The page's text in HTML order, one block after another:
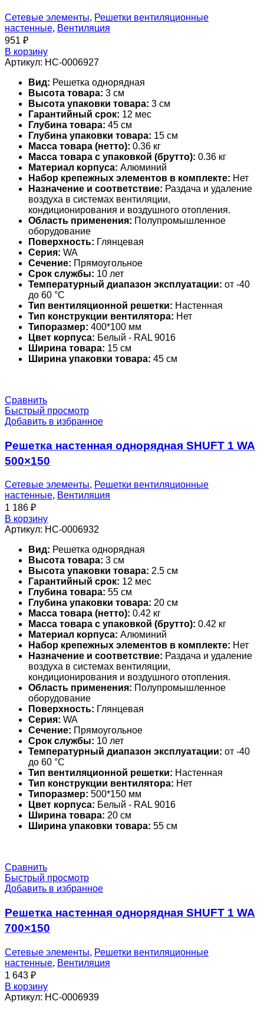
Сетевые элементы, Решетки вентиляционные
настенные, Вентиляция
951 ₽
В корзину
Артикул: НС-0006927
Вид: Решетка однорядная
Высота товара: 3 см
Высота упаковки товара: 3 см
Гарантийный срок: 12 мес
Глубина товара: 45 см
Глубина упаковки товара: 15 см
Масса товара (нетто): 0.36 кг
Масса товара с упаковкой (брутто): 0.36 кг
Материал корпуса: Алюминий
Набор крепежных элементов в комплекте: Нет
Назначение и соответствие: Раздача и удаление
воздуха в системах вентиляции,
кондиционирования и воздушного отопления.
Область применения: Полупромышленное
оборудование
Поверхность: Глянцевая
Серия: WA
Сечение: Прямоугольное
Срок службы: 10 лет
Температурный диапазон эксплуатации: от -40
до 60 °С
Тип вентиляционной решетки: Настенная
Тип конструкции вентилятора: Нет
Типоразмер: 400*100 мм
Цвет корпуса: Белый - RAL 9016
Ширина товара: 15 см
Ширина упаковки товара: 45 см
Сравнить
Быстрый просмотр
Добавить в избранное
Решетка настенная однорядная SHUFT 1 WA
500×150
Сетевые элементы, Решетки вентиляционные
настенные, Вентиляция
1 186 ₽
В корзину
Артикул: НС-0006932
Вид: Решетка однорядная
Высота товара: 3 см
Высота упаковки товара: 2.5 см
Гарантийный срок: 12 мес
Глубина товара: 55 см
Глубина упаковки товара: 20 см
Масса товара (нетто): 0.42 кг
Масса товара с упаковкой (брутто): 0.42 кг
Материал корпуса: Алюминий
Набор крепежных элементов в комплекте: Нет
Назначение и соответствие: Раздача и удаление
воздуха в системах вентиляции,
кондиционирования и воздушного отопления.
Область применения: Полупромышленное
оборудование
Поверхность: Глянцевая
Серия: WA
Сечение: Прямоугольное
Срок службы: 10 лет
Температурный диапазон эксплуатации: от -40
до 60 °С
Тип вентиляционной решетки: Настенная
Тип конструкции вентилятора: Нет
Типоразмер: 500*150 мм
Цвет корпуса: Белый - RAL 9016
Ширина товара: 20 см
Ширина упаковки товара: 55 см
Сравнить
Быстрый просмотр
Добавить в избранное
Решетка настенная однорядная SHUFT 1 WA
700×150
Сетевые элементы, Решетки вентиляционные
настенные, Вентиляция
1 643 ₽
В корзину
Артикул: НС-0006939